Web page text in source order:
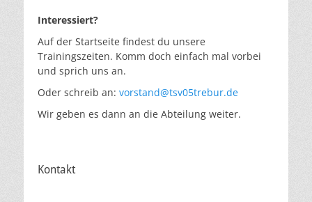
Interessiert?
Auf der Startseite findest du unsere
Trainingszeiten. Komm doch einfach mal vorbei
und sprich uns an.
Oder schreib an: vorstand@tsv05trebur.de
Wir geben es dann an die Abteilung weiter.
Kontakt